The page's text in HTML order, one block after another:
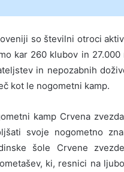
so številni otroci
kar 260 klubov in
in nepozabnih
kot le nogometni kamp.
kamp Crvena
svoje nogometno
šole Crvene
ki, resnici na